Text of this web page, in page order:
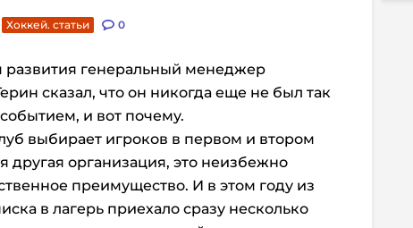
Хоккей. статьи 0
развития генеральный менеджер
сказал, что он никогда еще не был так
и вот почему.
выбирает игроков в первом и втором
другая организация, это неизбежно
преимущество. И в этом году из
в лагерь приехало сразу несколько